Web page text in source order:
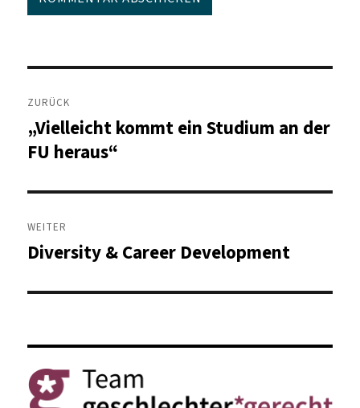
Beitragsnavigation
ZURÜCK
Vorheriger
Beitrag:
„Vielleicht kommt ein Studium an der
FU heraus“
WEITER
Nächster
Diversity & Career Development